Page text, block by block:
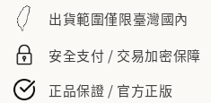
出貨範圍僅限臺灣國內
安全支付 / 交易加密保障
正品保證 / 官方正版